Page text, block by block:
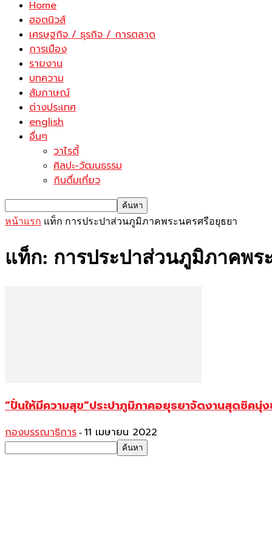
Home
ฮอตนิวส์
เศรษฐกิจ / ธุรกิจ / การตลาด
การเมือง
รายงาน
บทความ
สัมภาษณ์
ต่างประเทศ
english
อื่นๆ
วาไรตี้
ศิลปะ-วัฒนธรรม
กินดื่มเที่ยว
หน้าแรก แท็ก การประปาส่วนภูมิภาคพระนครศรีอยุธยา
แท็ก: การประปาส่วนภูมิภาคพร
“ปั่นให้มีความสุข”ประปาภูมิภาคอยุธยาจัดงานสุดชิคนุ่
กองบรรณาธิการ - 11 เมษายน 2022